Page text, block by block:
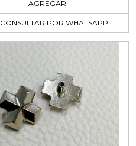
AGREGAR
CONSULTAR POR WHATSAPP